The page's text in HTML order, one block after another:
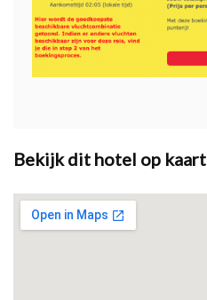
Bekijk dit hotel op kaart